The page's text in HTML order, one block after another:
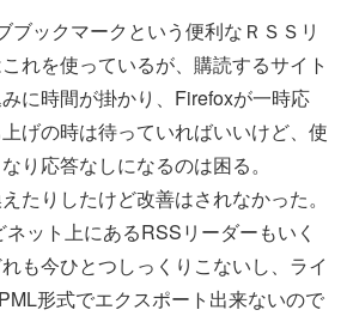
ブックマークという便利なＲＳＳリ
れを使っているが、購読するサイト
に時間が掛かり、Firefoxが一時応
げの時は待っていればいいけど、使
り応答なしになるのは困る。
たりしたけど改善はされなかった。
ット上にあるRSSリーダーもいく
も今ひとつしっくりこないし、ライ
形式でエクスポート出来ないので